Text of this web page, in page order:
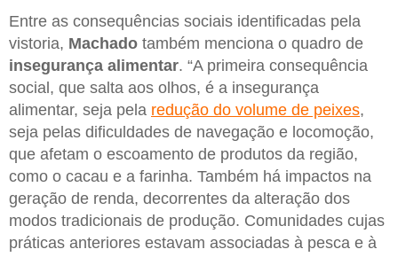
Entre as consequências sociais identificadas pela
vistoria, Machado também menciona o quadro de
insegurança alimentar. “A primeira consequência
social, que salta aos olhos, é a insegurança
alimentar, seja pela redução do volume de peixes,
seja pelas dificuldades de navegação e locomoção,
que afetam o escoamento de produtos da região,
como o cacau e a farinha. Também há impactos na
geração de renda, decorrentes da alteração dos
modos tradicionais de produção. Comunidades cujas
práticas anteriores estavam associadas à pesca e à